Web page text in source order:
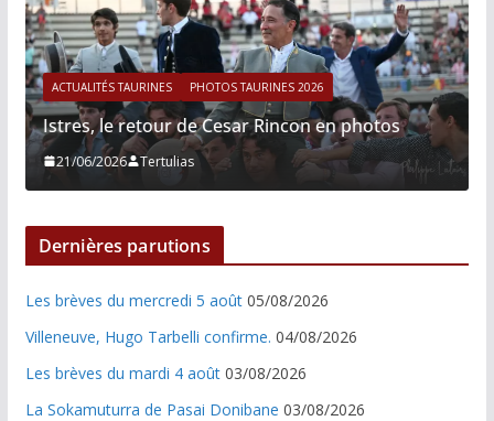
ACTUALITÉS TAURINES PHOTOS TAURINES 2026
Istres, le retour de Cesar Rincon en photos
21/06/2026 Tertulias
Dernières parutions
Les brèves du mercredi 5 août 05/08/2026
Villeneuve, Hugo Tarbelli confirme. 04/08/2026
Les brèves du mardi 4 août 03/08/2026
La Sokamuturra de Pasai Donibane 03/08/2026